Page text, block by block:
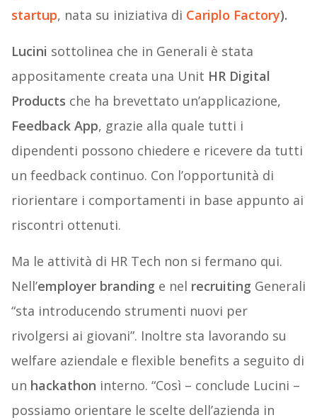
startup, nata su iniziativa di Cariplo Factory).
Lucini sottolinea che in Generali è stata
appositamente creata una Unit HR Digital
Products che ha brevettato un’applicazione,
Feedback App, grazie alla quale tutti i
dipendenti possono chiedere e ricevere da tutti
un feedback continuo. Con l’opportunità di
riorientare i comportamenti in base appunto ai
riscontri ottenuti.
Ma le attività di HR Tech non si fermano qui.
Nell’employer branding e nel recruiting Generali
“sta introducendo strumenti nuovi per
rivolgersi ai giovani”. Inoltre sta lavorando su
welfare aziendale e flexible benefits a seguito di
un hackathon interno. “Così – conclude Lucini –
possiamo orientare le scelte dell’azienda in